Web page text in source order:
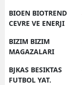
BIOEN BIOTREND
CEVRE VE ENERJI
BIZIM BIZIM
MAGAZALARI
BJKAS BESIKTAS
FUTBOL YAT.